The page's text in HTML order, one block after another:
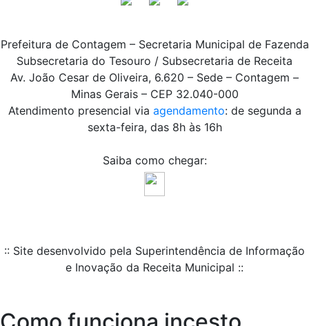
Prefeitura de Contagem – Secretaria Municipal de Fazenda
Subsecretaria do Tesouro / Subsecretaria de Receita
Av. João Cesar de Oliveira, 6.620 – Sede – Contagem –
Minas Gerais – CEP 32.040-000
Atendimento presencial via agendamento: de segunda a
sexta-feira, das 8h às 16h
Saiba como chegar:
:: Site desenvolvido pela Superintendência de Informação
e Inovação da Receita Municipal ::